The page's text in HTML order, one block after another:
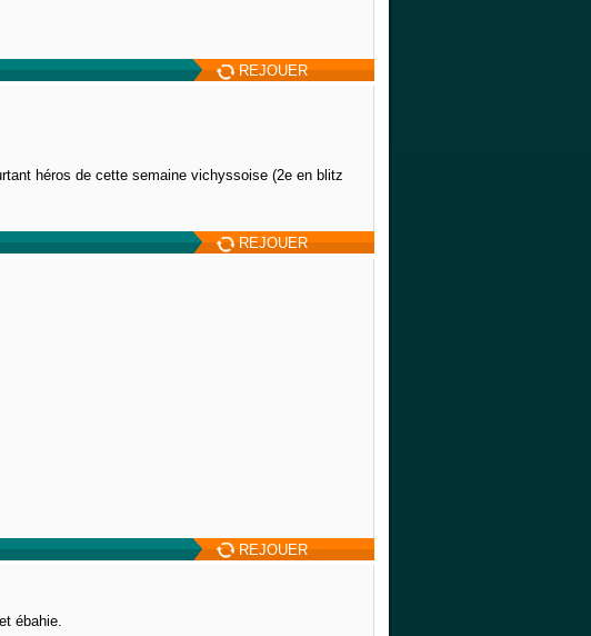
REJOUER
héros de cette semaine vichyssoise (2e en blitz
REJOUER
REJOUER
ébahie.